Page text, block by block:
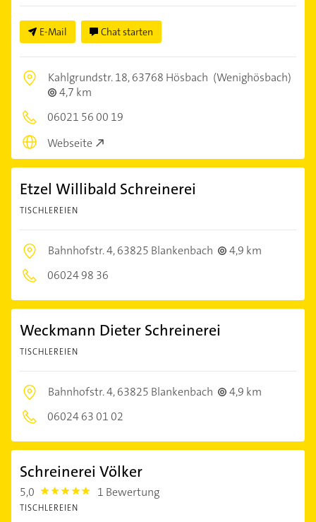
E-Mail Chat starten
Kahlgrundstr. 18,63768 Hösbach (Wenighösbach)
4,7 km
06021 56 00 19
Webseite
Etzel Willibald Schreinerei
TISCHLEREIEN
Bahnhofstr. 4,63825 Blankenbach
4,9 km
06024 98 36
Weckmann Dieter Schreinerei
TISCHLEREIEN
Bahnhofstr. 4,63825 Blankenbach
4,9 km
06024 63 01 02
Schreinerei Völker
5,0 5.0 1 Bewertung
TISCHLEREIEN